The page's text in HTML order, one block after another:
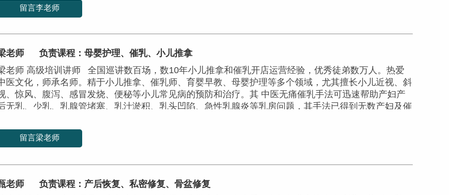
留言李老师
老师
负责课程：母婴护理、催乳、小儿推拿
老师 高级培训讲师 全国巡讲数百场，数10年小儿推拿和催乳开店运营经验，优秀徒弟数万人。热爱
医文化，师承名师。精于小儿推拿、催乳师、育婴早教、母婴护理等多个领域，尤其擅长小儿近视、斜
、惊风、腹泻、感冒发烧、便秘等小儿常见病的预防和治疗。其 中医无痛催乳手法可迅速帮助产妇产
无乳、少乳、乳腺管堵塞、乳汁淤积、乳头凹陷、急性乳腺炎等乳房问题，其手法已得到无数产妇及催
留言梁老师
老师
负责课程：产后恢复、私密修复、骨盆修复